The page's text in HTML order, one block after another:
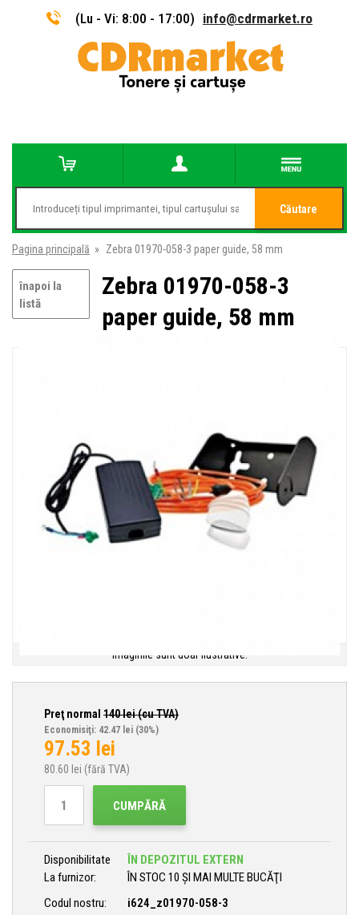
(Lu - Vi: 8:00 - 17:00) info@cdrmarket.ro
Căutare
Pagina principală » Zebra 01970-058-3 paper guide, 58 mm
înapoi la
listă
Zebra 01970-058-3
paper guide, 58 mm
Imaginile sunt doar ilustrative.
Preţ normal 140lei (cu TVA)
Economisiţi: 42.47 lei (30%)
97.53 lei
80.60 lei (fără TVA)
CUMPĂRĂ
Disponibilitate
ÎN DEPOZITUL EXTERN
La furnizor:
ÎN STOC 10 ȘI MAI MULTE BUCĂŢI
Codul nostru:
i624_z01970-058-3